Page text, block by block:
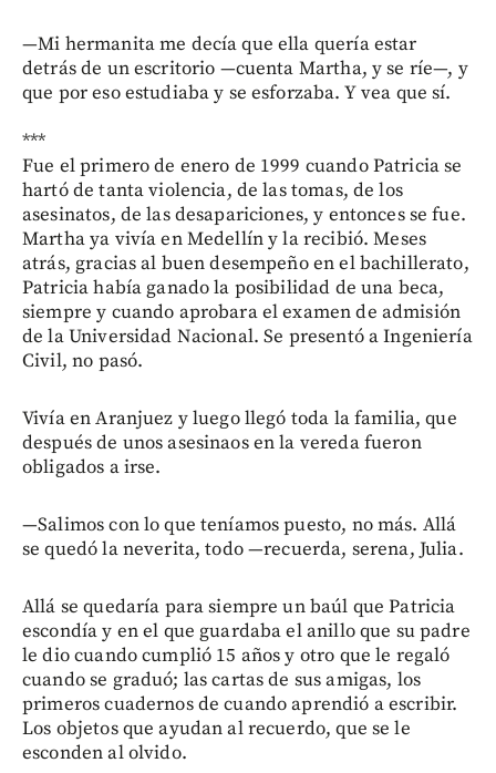
—Mi hermanita me decía que ella quería estar
detrás de un escritorio —cuenta Martha, y se ríe—, y
que por eso estudiaba y se esforzaba. Y vea que sí.
***
Fue el primero de enero de 1999 cuando Patricia se
hartó de tanta violencia, de las tomas, de los
asesinatos, de las desapariciones, y entonces se fue.
Martha ya vivía en Medellín y la recibió. Meses
atrás, gracias al buen desempeño en el bachillerato,
Patricia había ganado la posibilidad de una beca,
siempre y cuando aprobara el examen de admisión
de la Universidad Nacional. Se presentó a Ingeniería
Civil, no pasó.
Vivía en Aranjuez y luego llegó toda la familia, que
después de unos asesinaos en la vereda fueron
obligados a irse.
—Salimos con lo que teníamos puesto, no más. Allá
se quedó la neverita, todo —recuerda, serena, Julia.
Allá se quedaría para siempre un baúl que Patricia
escondía y en el que guardaba el anillo que su padre
le dio cuando cumplió 15 años y otro que le regaló
cuando se graduó; las cartas de sus amigas, los
primeros cuadernos de cuando aprendió a escribir.
Los objetos que ayudan al recuerdo, que se le
esconden al olvido.